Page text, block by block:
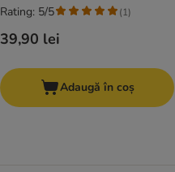
39,90 lei
Rating: 5/5 (1)
Adaugă în coș